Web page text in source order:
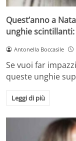
Quest’anno a
unghie
Antonella Boccasile
Se vuoi far
queste unghie
Leggi di più